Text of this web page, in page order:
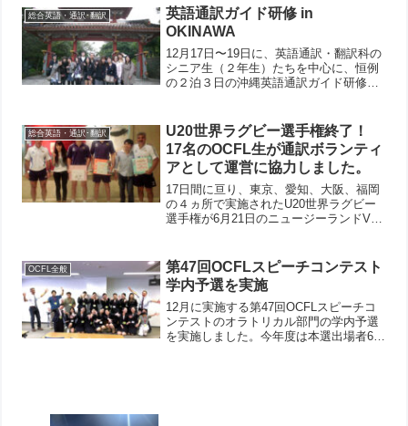
立小学校での授業や活動で、米国人の先
生方のアシスタント...
総合英語・通訳･翻訳
英語通訳ガイド研修 in
OKINAWA
12月17日〜19日に、英語通訳・翻訳科の
シニア生（２年生）たちを中心に、恒例
の２泊３日の沖縄英語通訳ガイド研修が
に加え、毎年、沖縄でも研修を実施して
います。事前に沖縄の...
総合英語・通訳･翻訳
U20世界ラグビー選手権終了！
17名のOCFL生が通訳ボランティ
アとして運営に協力しました。
17日間に亘り、東京、愛知、大阪、福岡
の４ヵ所で実施されたU20世界ラグビー
選手権が6月21日のニュージーランドVS
阪では花園ラグビー場で予選プールや、
順位決定戦が行わ...
OCFL全般
第47回OCFLスピーチコンテスト
学内予選を実施
12月に実施する第47回OCFLスピーチコ
ンテストのオラトリカル部門の学内予選
を実施しました。今年度は本選出場者6名